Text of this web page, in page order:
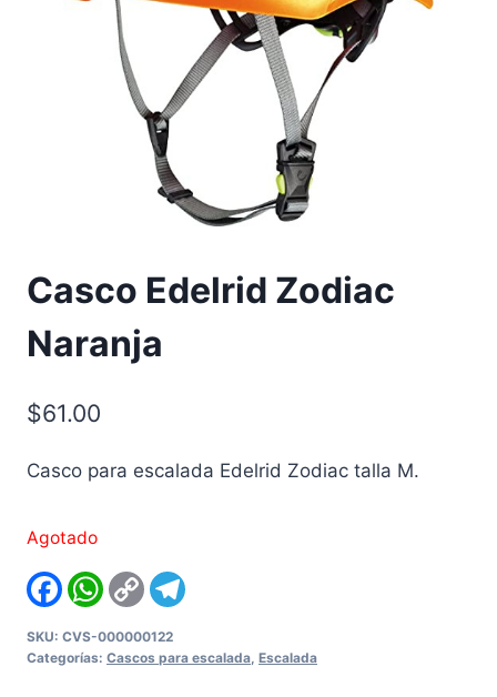
Casco Edelrid Zodiac
Naranja
$61.00
Casco para escalada Edelrid Zodiac talla M.
Agotado
FacebookWhatsApp
Copy
Link
SKU: CVS-000000122
Categorías: Cascos para escalada, Escalada